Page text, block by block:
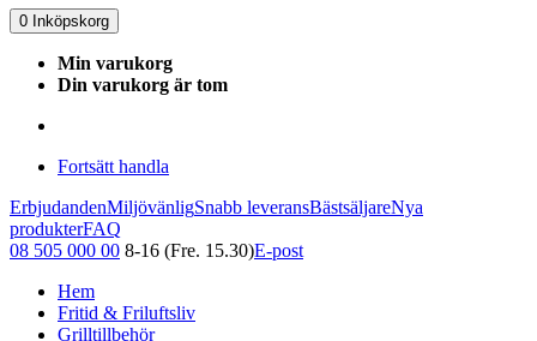
0 Inköpskorg
Min varukorg
Din varukorg är tom
Fortsätt handla
ErbjudandenMiljövänligSnabb leveransBästsäljareNya
produkterFAQ
08 505 000 00 8-16 (Fre. 15.30)E-post
Hem
Fritid & Friluftsliv
Grilltillbehör